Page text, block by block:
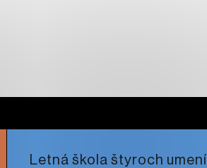
Letná škola štyroch umení